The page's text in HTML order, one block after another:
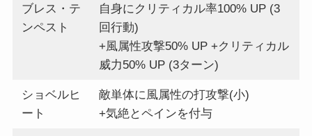
ブレス・テ
ンペスト
自身にクリティカル率100% UP (3
回行動)
+風属性攻撃50% UP +クリティカル
威力50% UP (3ターン)
ショベルヒ
ート
敵単体に風属性の打攻撃(小)
+気絶とペインを付与